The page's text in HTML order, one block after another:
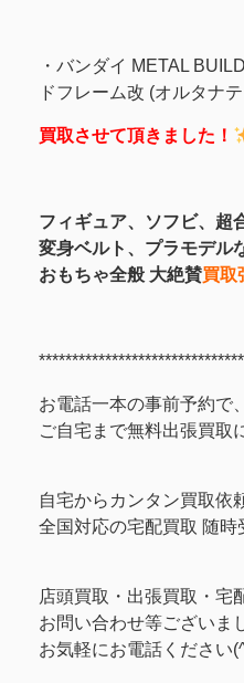
・バンダイ METAL
ドフレーム改 (オルタナ
買取させて頂きました！
フィギュア、
ソフビ、超
変身ベルト、プラモデル
おもちゃ全般 大絶賛買取
お電話一本の事前予約で
ご自宅まで無料出張買取
自宅からカンタン買取依
全国対応の宅配買取 随時
店頭買取・出張買取・宅
お問い合わせ等ございま
お気軽にお電話ください